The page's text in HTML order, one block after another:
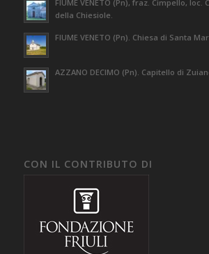
FIUME VENETO (Pn), fraz. Cimpello, loc.
della Chiesiole.
FIUME VENETO (Pn). Chiesa di Santa
AZZANO DECIMO (Pn). Capitello di
CON IL CONTRIBUTO DI